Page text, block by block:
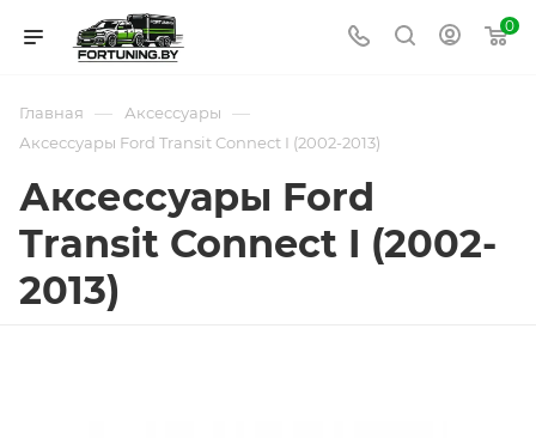
0
Главная — Аксессуары —
Аксессуары Ford Transit Connect I (2002-2013)
Аксессуары Ford
Transit Connect I (2002-
2013)